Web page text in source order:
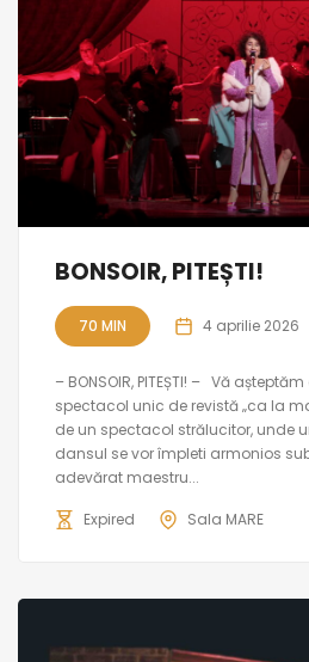
BONSOIR, PITEȘTI!
70 MIN 4 aprilie 2026
– BONSOIR, PITEȘTI! – Vă
spectacol unic de revistă „ca la
de un spectacol strălucitor, unde
dansul se vor împleti armonios
adevărat maestru...
Expired Sala MARE